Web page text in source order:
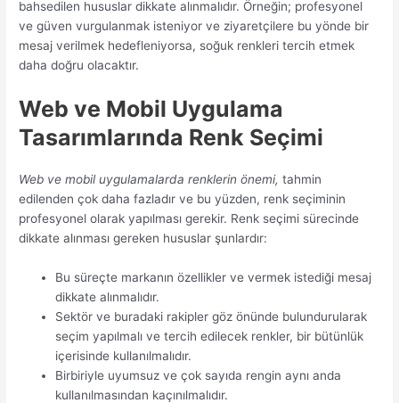
bahsedilen hususlar dikkate alınmalıdır. Örneğin; profesyonel
ve güven vurgulanmak isteniyor ve ziyaretçilere bu yönde bir
mesaj verilmek hedefleniyorsa, soğuk renkleri tercih etmek
daha doğru olacaktır.
Web ve Mobil Uygulama
Tasarımlarında Renk Seçimi
Web ve mobil uygulamalarda renklerin önemi, tahmin
edilenden çok daha fazladır ve bu yüzden, renk seçiminin
profesyonel olarak yapılması gerekir. Renk seçimi sürecinde
dikkate alınması gereken hususlar şunlardır:
Bu süreçte markanın özellikler ve vermek istediği mesaj
dikkate alınmalıdır.
Sektör ve buradaki rakipler göz önünde bulundurularak
seçim yapılmalı ve tercih edilecek renkler, bir bütünlük
içerisinde kullanılmalıdır.
Birbiriyle uyumsuz ve çok sayıda rengin aynı anda
kullanılmasından kaçınılmalıdır.